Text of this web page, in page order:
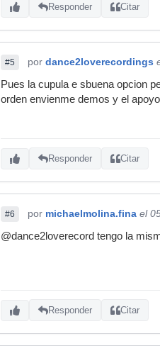
Responder Citar
#5 por dance2loverecordings
Pues la cupula e sbuena opcion
orden envienme demos y el
Responder Citar
#6 por michaelmolina.fina el
@dance2loverecord tengo la
Responder Citar